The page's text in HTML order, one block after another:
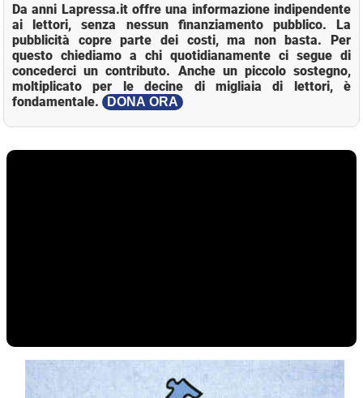
Da anni Lapressa.it offre una informazione indipendente
ai lettori, senza nessun finanziamento pubblico. La
pubblicità copre parte dei costi, ma non basta. Per
questo chiediamo a chi quotidianamente ci segue di
concederci un contributo. Anche un piccolo sostegno,
moltiplicato per le decine di migliaia di lettori, è
fondamentale.
DONA ORA